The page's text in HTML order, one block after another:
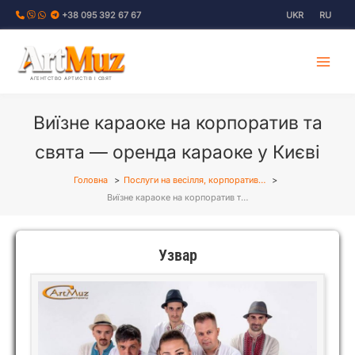
Перейти
+38 095 392 67 67 UKR RU
АГЕНТСТВО АРТИСТІВ І СВЯТ
Виїзне караоке на корпоратив та
свята — оренда караоке у Києві
Головна
Послуги на весілля, корпоратив…
Виїзне караоке на корпоратив т…
Узвар